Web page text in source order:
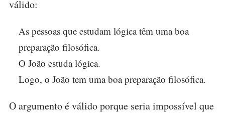
válido:
As pessoas que estudam lógica têm uma boa
preparação filosófica.
O João estuda lógica.
Logo, o João tem uma boa preparação filosófica.
O argumento é válido porque seria impossível que